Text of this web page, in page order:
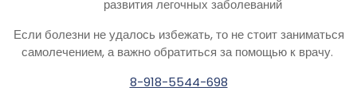
развития легочных заболеваний
Если болезни не удалось избежать, то не стоит заниматься
самолечением, а важно обратиться за помощью к врачу.
8-918-5544-698